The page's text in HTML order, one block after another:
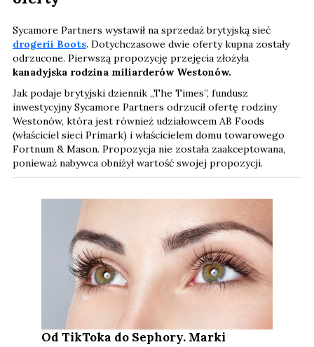
Sycamore Partners wystawił na sprzedaż brytyjską sieć
drogerii Boots. Dotychczasowe dwie oferty kupna zostały
odrzucone. Pierwszą propozycję przejęcia złożyła
kanadyjska rodzina miliarderów Westonów.
Jak podaje brytyjski dziennik „The Times”, fundusz
inwestycyjny Sycamore Partners odrzucił ofertę rodziny
Westonów, która jest również udziałowcem AB Foods
(właściciel sieci Primark) i właścicielem domu towarowego
Fortnum & Mason. Propozycja nie została zaakceptowana,
ponieważ nabywca obniżył wartość swojej propozycji.
Od TikToka do Sephory. Marki